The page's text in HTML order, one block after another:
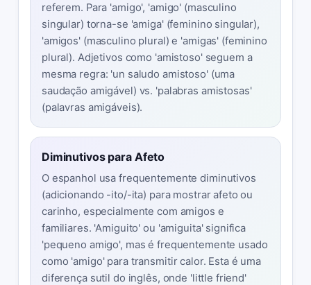
referem. Para 'amigo', 'amigo' (masculino
singular) torna-se 'amiga' (feminino singular),
'amigos' (masculino plural) e 'amigas' (feminino
plural). Adjetivos como 'amistoso' seguem a
mesma regra: 'un saludo amistoso' (uma
saudação amigável) vs. 'palabras amistosas'
(palavras amigáveis).
Diminutivos para Afeto
O espanhol usa frequentemente diminutivos
(adicionando -ito/-ita) para mostrar afeto ou
carinho, especialmente com amigos e
familiares. 'Amiguito' ou 'amiguita' significa
'pequeno amigo', mas é frequentemente usado
como 'amigo' para transmitir calor. Esta é uma
diferença sutil do inglês, onde 'little friend'